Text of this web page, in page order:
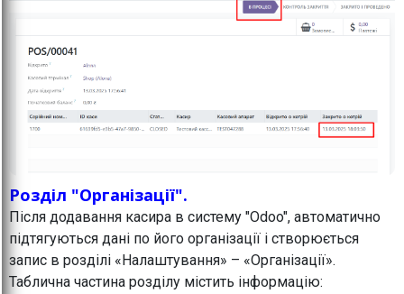
Розділ "Організації".
Після додавання касира в систему "Odoo", автоматично
підтягуються дані по його організації і створюється
запис в розділі «Налаштування» – «Організації».
Таблична частина розділу містить інформацію: